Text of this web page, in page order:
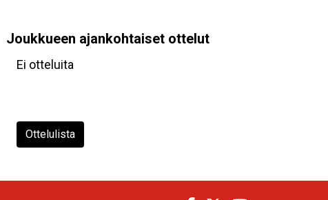
Joukkueen ajankohtaiset ottelut
Ei otteluita
Ottelulista